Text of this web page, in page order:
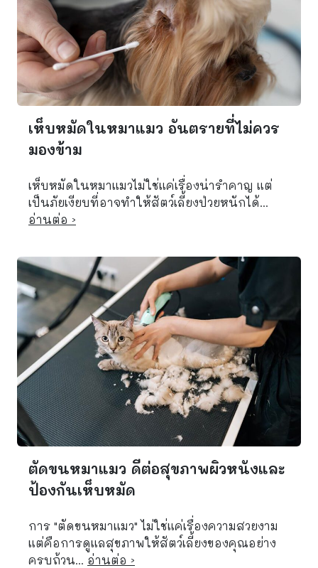
เห็บหมัดในหมาแมว อันตรายที่ไม่ควร
มองข้าม
เห็บหมัดในหมาแมวไม่ใช่แค่เรื่องน่ารำคาญ แต่
เป็นภัยเงียบที่อาจทำให้สัตว์เลี้ยงป่วยหนักได้...
อ่านต่อ ›
ตัดขนหมาแมว ดีต่อสุขภาพผิวหนังและ
ป้องกันเห็บหมัด
การ "ตัดขนหมาแมว" ไม่ใช่แค่เรื่องความสวยงาม
แต่คือการดูแลสุขภาพให้สัตว์เลี้ยงของคุณอย่าง
ครบถ้วน... อ่านต่อ ›